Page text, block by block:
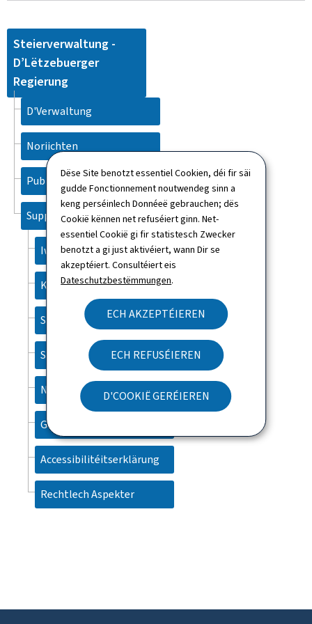
Dëse Site benotzt essentiel Cookien, déi fir säi
gudde Fonctionnement noutwendeg sinn a
keng perséinlech Donnéeë gebrauchen; dës
Cookië kënnen net refuséiert ginn. Net-
essentiel Cookië gi fir statistesch Zwecker
benotzt a gi just aktivéiert, wann Dir se
akzeptéiert. Consultéiert eis
Dateschutzbestëmmungen.
ECH AKZEPTÉIEREN
ECH REFUSÉIEREN
D'COOKIË GERÉIEREN
Steierverwaltung -
D’Lëtzebuerger
Regierung
D'Verwaltung
Noriichten
Publikatiounen
Support
Iwwert dës Websäit
Kontakt
Sitemap
Sich
Newsletter
Gestioun vu Cookien
Accessibilitéitserklärung
Rechtlech Aspekter